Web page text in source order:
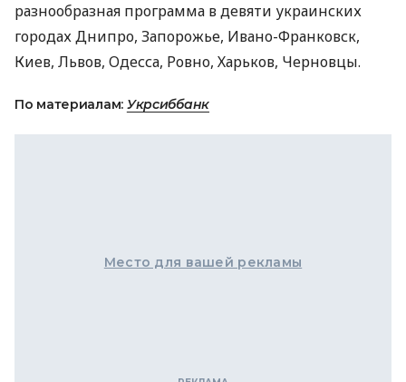
разнообразная программа в девяти украинских
городах Днипро, Запорожье, Ивано-Франковск,
Киев, Львов, Одесса, Ровно, Харьков, Черновцы.
По материалам: Укрсиббанк
Место для вашей рекламы